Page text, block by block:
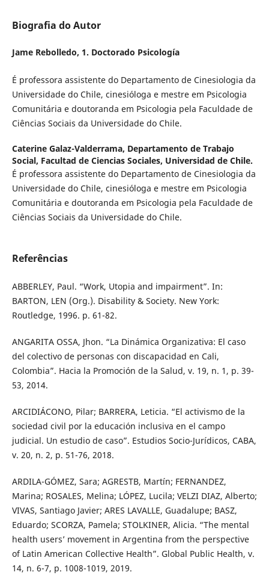
Biografia do Autor
Jame Rebolledo, 1. Doctorado Psicología
É professora assistente do Departamento de Cinesiologia da
Universidade do Chile, cinesióloga e mestre em Psicologia
Comunitária e doutoranda em Psicologia pela Faculdade de
Ciências Sociais da Universidade do Chile.
Caterine Galaz-Valderrama, Departamento de Trabajo
Social, Facultad de Ciencias Sociales, Universidad de Chile.
É professora assistente do Departamento de Cinesiologia da
Universidade do Chile, cinesióloga e mestre em Psicologia
Comunitária e doutoranda em Psicologia pela Faculdade de
Ciências Sociais da Universidade do Chile.
Referências
ABBERLEY, Paul. “Work, Utopia and impairment”. In:
BARTON, LEN (Org.). Disability & Society. New York:
Routledge, 1996. p. 61-82.
ANGARITA OSSA, Jhon. “La Dinámica Organizativa: El caso
del colectivo de personas con discapacidad en Cali,
Colombia”. Hacia la Promoción de la Salud, v. 19, n. 1, p. 39-
53, 2014.
ARCIDIÁCONO, Pilar; BARRERA, Leticia. “El activismo de la
sociedad civil por la educación inclusiva en el campo
judicial. Un estudio de caso”. Estudios Socio-Jurídicos, CABA,
v. 20, n. 2, p. 51-76, 2018.
ARDILA-GÓMEZ, Sara; AGRESTB, Martín; FERNANDEZ,
Marina; ROSALES, Melina; LÓPEZ, Lucila; VELZI DIAZ, Alberto;
VIVAS, Santiago Javier; ARES LAVALLE, Guadalupe; BASZ,
Eduardo; SCORZA, Pamela; STOLKINER, Alicia. “The mental
health users’ movement in Argentina from the perspective
of Latin American Collective Health”. Global Public Health, v.
14, n. 6-7, p. 1008-1019, 2019.